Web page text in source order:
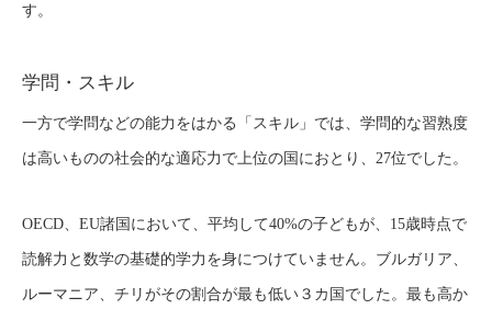
す。
学問・スキル
一方で学問などの能力をはかる「スキル」では、学問的な習熟度
は高いものの社会的な適応力で上位の国におとり、27位でした。
OECD、EU諸国において、平均して40%の子どもが、15歳時点で
読解力と数学の基礎的学力を身につけていません。ブルガリア、
ルーマニア、チリがその割合が最も低い３カ国でした。最も高か